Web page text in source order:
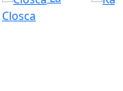
Closca